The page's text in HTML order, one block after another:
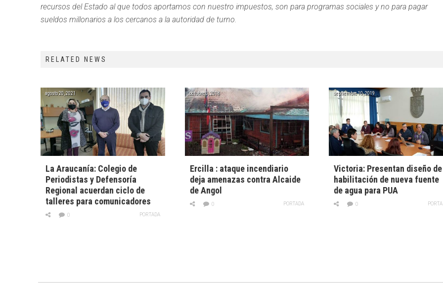
recursos del Estado al que todos aportamos con nuestro impuestos, son para programas sociales y no para pagar
sueldos millonarios a los cercanos a la autoridad de turno.
RELATED NEWS
agosto 20, 2021
La Araucanía: Colegio de
Periodistas y Defensoría
Regional acuerdan ciclo de
talleres para comunicadores
PORTADA
0
octubre 3, 2018
Ercilla : ataque incendiario
deja amenazas contra Alcaide
de Angol
PORTADA
0
septiembre 10, 2019
Victoria: Presentan diseño de
habilitación de nueva fuente
de agua para PUA
0